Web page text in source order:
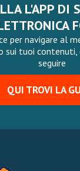
L'APP DI
per navigare al
sui tuoi
seguire
QUI TROVI LA